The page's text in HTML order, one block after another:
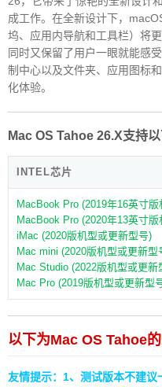
成工作。在全新设计下，
坞、应用内导航和工具栏）将
同时又保留了用户一眼就能感
制中心以及文件夹、应用图标
化体验。
Mac OS Tahoe 26.X支持
INTEL芯片
MacBook Pro (2019年16英寸版
MacBook Pro (2020年13英寸
iMac (2020版机型或更新型号)
Mac mini (2020版机型或更新型
Mac Studio (2022版机型或更新
Mac Pro (2019版机型或更新型
以下为Mac OS Tahoe
友情提示：1、测试版本不建